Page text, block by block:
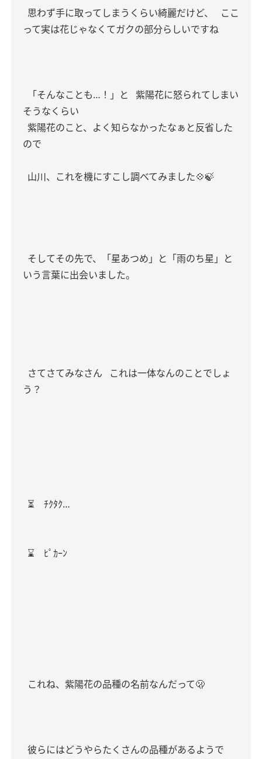
思わず手に取ってしまうくらい綺麗だけど、
ここ
って実は花じゃなくてガクの部分らしいですね
「そんなことも…！」と
紫陽花に怒られてしまい
そうなくらい
紫陽花のこと、よく知らなかったなぁと反省した
ので
山川、これを機にすこし調べてみました💠🍃
そしてその先で、「星あつめ」と「雨のち星」と
いう言葉に出会いました。
さてさてみなさん
これは一体なんのことでしょ
う？
⏳ ﾁｸﾀｸ…
⌛️ ﾋﾟｶｰﾝ
これね、紫陽花の品種の名前なんだって🫢
彼らにはどうやらたくさんの品種があるようで